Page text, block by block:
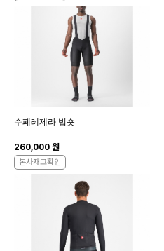
수페레제라 빕숏
260,000 원
본사재고확인